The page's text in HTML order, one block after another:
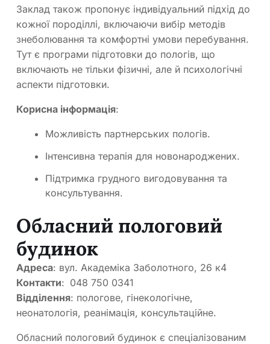
Заклад також пропонує індивідуальний підхід до
кожної породіллі, включаючи вибір методів
знеболювання та комфортні умови перебування.
Тут є програми підготовки до пологів, що
включають не тільки фізичні, але й психологічні
аспекти підготовки.
Корисна інформація:
Можливість партнерських пологів.
Інтенсивна терапія для новонароджених.
Підтримка грудного вигодовування та
консультування.
Обласний пологовий
будинок
Адреса: вул. Академіка Заболотного, 26 к4
Контакти: 048 750 0341
Відділення: пологове, гінекологічне,
неонатологія, реанімація, консультаційне.
Обласний пологовий будинок є спеціалізованим